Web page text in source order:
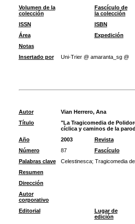
Volumen de la
colección
Fascículo de
la colección
ISSN ISBN
Área
Expedición
Notas
Insertado por
Uni-Trier @ amaranta_sg @
Autor
Vian Herrero, Ana
Título
"La Tragicomedia de
cíclica y caminos de la
Año 2003 Revista
Número
87 Fascículo
Palabras clave
Celestinesca; Tragicomedia
Resumen
Dirección
Autor
corporativo
Editorial
Lugar de
edición